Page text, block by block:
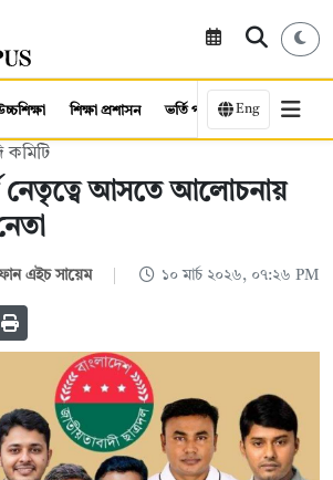
শিক্ষা প্রশাসন ভর্তি পরীক্ষা কর্মসংস্থান
Eng
কমিটি
নেতৃত্বে আসতে আলোচনায়
এইচ সায়েম ১০ মার্চ ২০২৬, ০৭:২৬ PM